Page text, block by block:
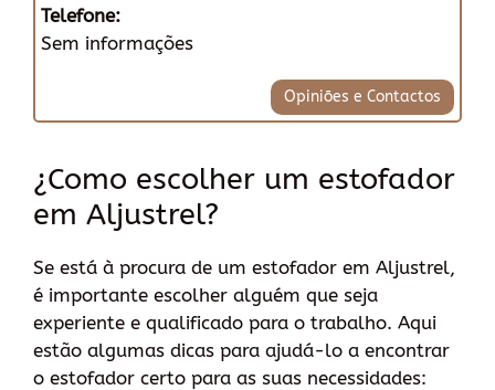
Telefone:
Sem informações
Opiniões e Contactos
¿Como escolher um estofador
em Aljustrel?
Se está à procura de um estofador em Aljustrel,
é importante escolher alguém que seja
experiente e qualificado para o trabalho. Aqui
estão algumas dicas para ajudá-lo a encontrar
o estofador certo para as suas necessidades: